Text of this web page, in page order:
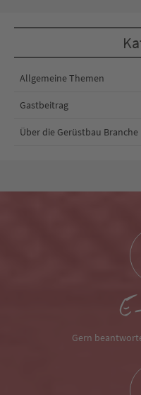
Allgemeine Themen
Gastbeitrag
Über die Gerüstbau Branche
Gern